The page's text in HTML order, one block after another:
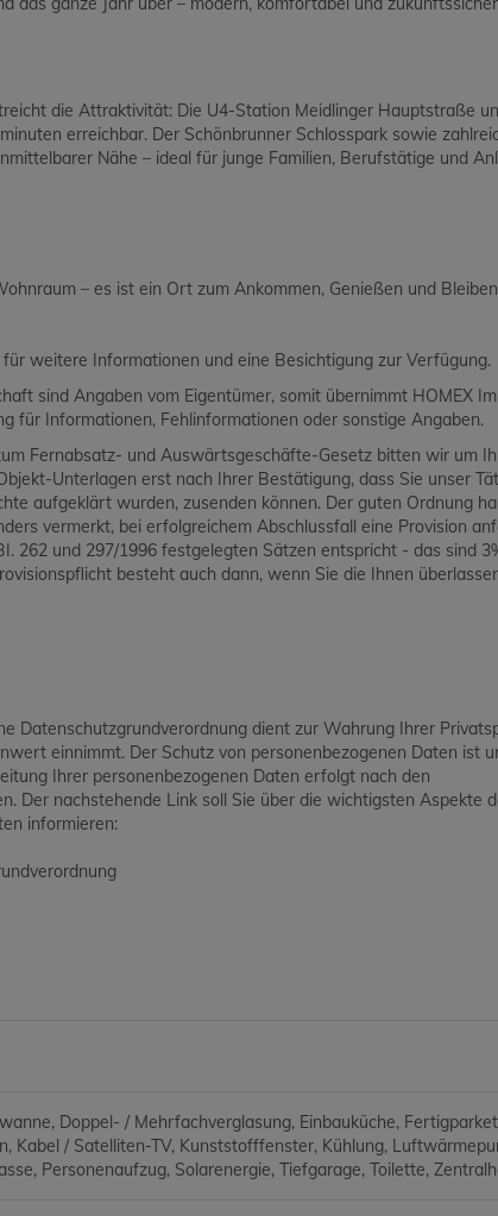
die Attraktivität: Die U4-Station Meidlinger Hauptstraße
erreichbar. Der Schönbrunner Schlosspark sowie
Nähe – ideal für junge Familien, Berufstätige und
– es ist ein Ort zum Ankommen, Genießen und
weitere Informationen und eine Besichtigung zur Verfügung.
sind Angaben vom Eigentümer, somit übernimmt HOMEX
für Informationen, Fehlinformationen oder sonstige Angaben.
Fernabsatz- und Auswärtsgeschäfte-Gesetz bitten wir um
Unterlagen erst nach Ihrer Bestätigung, dass Sie unser
aufgeklärt wurden, zusenden können. Der guten Ordnung
vermerkt, bei erfolgreichem Abschlussfall eine Provision
262 und 297/1996 festgelegten Sätzen entspricht - das sind
besteht auch dann, wenn Sie die Ihnen
Datenschutzgrundverordnung dient zur Wahrung Ihrer
einnimmt. Der Schutz von personenbezogenen Daten ist
Ihrer personenbezogenen Daten erfolgt nach den
Der nachstehende Link soll Sie über die wichtigsten Aspekte
informieren:
Doppel- / Mehrfachverglasung Einbauküche
Kabel / Satelliten-TV Kunststofffenster Kühlung
Personenaufzug Solarenergie Tiefgarage Toilette